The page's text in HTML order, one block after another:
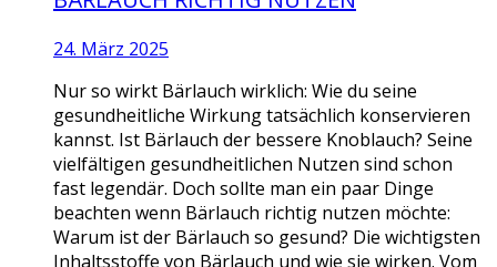
24. März 2025
Nur so wirkt Bärlauch wirklich: Wie du seine
gesundheitliche Wirkung tatsächlich konservieren
kannst. Ist Bärlauch der bessere Knoblauch? Seine
vielfältigen gesundheitlichen Nutzen sind schon
fast legendär. Doch sollte man ein paar Dinge
beachten wenn Bärlauch richtig nutzen möchte:
Warum ist der Bärlauch so gesund? Die wichtigsten
Inhaltsstoffe von Bärlauch und wie sie wirken. Vom